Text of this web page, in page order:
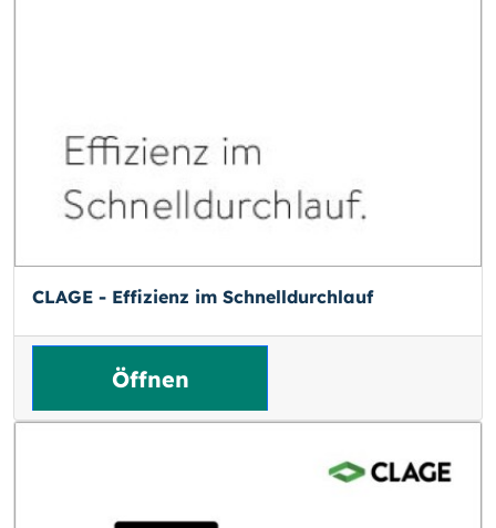
CLAGE - Effizienz im Schnelldurchlauf
Öffnen